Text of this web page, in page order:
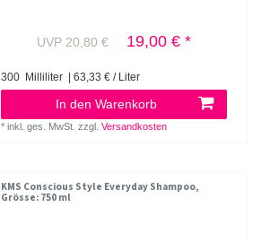
UVP 20,80 € 19,00 € *
300 Milliliter | 63,33 € / Liter
In den Warenkorb
*inkl. ges. MwSt. zzgl.Versandkosten
KMS Conscious Style Everyday Shampoo,
Grösse: 750 ml